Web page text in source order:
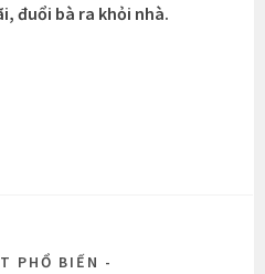
đuổi bà ra khỏi nhà.
PHỔ BIẾN